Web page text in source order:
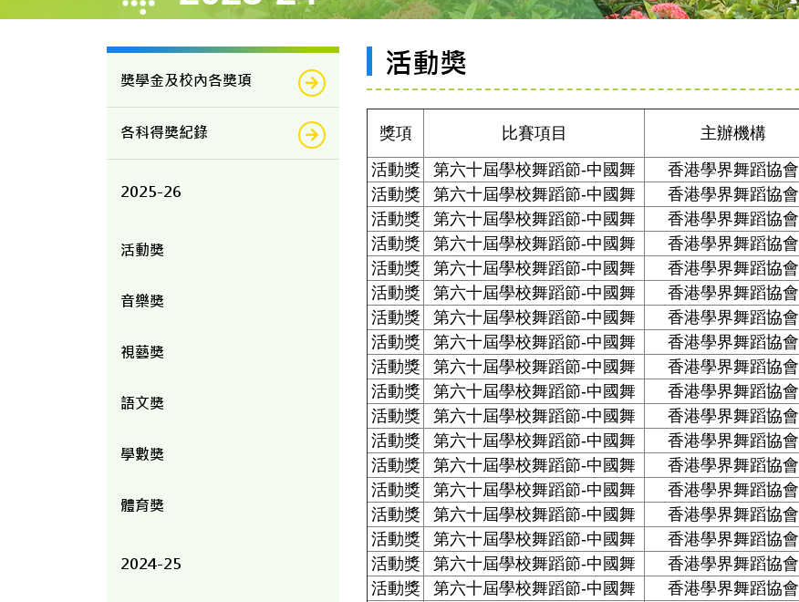
獎學金及校內各獎項
各科得獎紀錄
2025-26
活動獎
音樂獎
視藝獎
語文獎
學數獎
體育獎
2024-25
活動獎
獎項 比賽項目 主辦機構
活動獎
第六十屆學校舞蹈節-中國舞 香港學界舞蹈協會
活動獎
第六十屆學校舞蹈節-中國舞 香港學界舞蹈協會
活動獎
第六十屆學校舞蹈節-中國舞 香港學界舞蹈協會
活動獎
第六十屆學校舞蹈節-中國舞 香港學界舞蹈協會
活動獎
第六十屆學校舞蹈節-中國舞 香港學界舞蹈協會
活動獎
第六十屆學校舞蹈節-中國舞 香港學界舞蹈協會
活動獎
第六十屆學校舞蹈節-中國舞 香港學界舞蹈協會
活動獎
第六十屆學校舞蹈節-中國舞 香港學界舞蹈協會
活動獎
第六十屆學校舞蹈節-中國舞 香港學界舞蹈協會
活動獎
第六十屆學校舞蹈節-中國舞 香港學界舞蹈協會
活動獎
第六十屆學校舞蹈節-中國舞 香港學界舞蹈協會
活動獎
第六十屆學校舞蹈節-中國舞 香港學界舞蹈協會
活動獎
第六十屆學校舞蹈節-中國舞 香港學界舞蹈協會
活動獎
第六十屆學校舞蹈節-中國舞 香港學界舞蹈協會
活動獎
第六十屆學校舞蹈節-中國舞 香港學界舞蹈協會
活動獎
第六十屆學校舞蹈節-中國舞 香港學界舞蹈協會
活動獎
第六十屆學校舞蹈節-中國舞 香港學界舞蹈協會
活動獎
第六十屆學校舞蹈節-中國舞 香港學界舞蹈協會